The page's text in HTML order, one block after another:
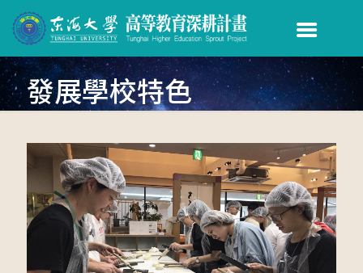
發展學校特色